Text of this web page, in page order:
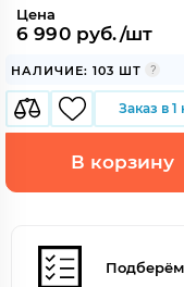
Цена
6 990 руб./шт
НАЛИЧИЕ: 103 ШТ
Заказ в 1
В корзину